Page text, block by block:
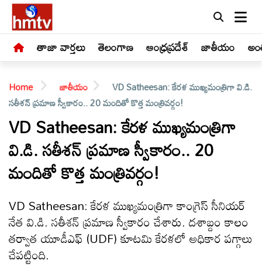
తాజా వార్తలు తెలంగాణ ఆంధ్రప్రదేశ్ జాతీయం
LIVE
తాజా
తెలంగాణ
Home జాతీయం
VD Satheesan: కేరళ ముఖ్యమంత్రిగా వి.డి.
సతీశన్ ప్రమాణ స్వీకారం.. 20 మందితో కొత్త మంత్రివర్గం!
VD Satheesan: కేరళ ముఖ్యమంత్రిగా
వి.డి. సతీశన్ ప్రమాణ స్వీకారం.. 20
మందితో కొత్త మంత్రివర్గం!
VD Satheesan: కేరళ ముఖ్యమంత్రిగా కాంగ్రెస్ సీనియర్
నేత వి.డి. సతీశన్ ప్రమాణ స్వీకారం చేశారు. దశాబ్దం కాలం
తర్వాత యూడీఎఫ్ (UDF) కూటమి కేరళలో అధికార పగ్గాలు
చేపట్టింది.